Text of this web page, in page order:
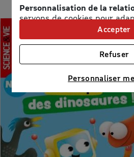
Personnalisation de la
servons de cookies pour
et personnaliser nos offres
Univers publicitaire: nous
partenaires des cookies pour
publicités personnalisées
Connaître notre politique cookies
Personnaliser
Refuser
Accepter